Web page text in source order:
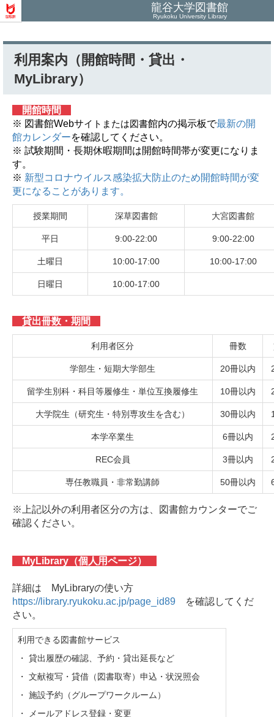
龍谷大学図書館
Ryukoku University Library
利用案内（開館時間・貸出・
MyLibrary）
開館時間
※ 図書館Webサイトまたは図書館内の掲示板で最新の開
館カレンダーを確認してください。
※ 試験期間・長期休暇期間は開館時間帯が変更になりま
す。
※ 新型コロナウイルス感染拡大防止のため開館時間が変
更になることがあります。
授業期間 深草図書館 大宮図書館
平日 9:00-22:00 9:00-22:00
土曜日 10:00-17:00 10:00-17:00
日曜日 10:00-17:00
貸出冊数・期間
利用者区分 冊数
学部生・短期大学部生 20冊以内
留学生別科・科目等履修生・単位互換履修生 10冊以内
大学院生（研究生・特別専攻生を含む） 30冊以内
本学卒業生 6冊以内
REC会員 3冊以内
専任教職員・非常勤講師 50冊以内
※上記以外の利用者区分の方は、図書館カウンターでご
確認ください。
MyLibrary（個人用ページ）
詳細は MyLibraryの使い方
https://library.ryukoku.ac.jp/page_id89 を確認してくだ
さい。
利用できる図書館サービス
・ 貸出履歴の確認、予約・貸出延長など
・ 文献複写・貸借（図書取寄）申込・状況照会
・ 施設予約（グループワークルーム）
・ メールアドレス登録・変更